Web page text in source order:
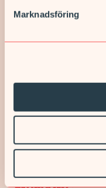
Marknadsföring
förankrade
möter individuella
primärvård, barn- och